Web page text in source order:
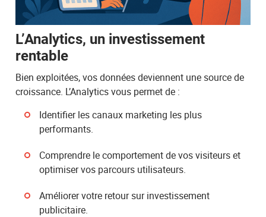
L’Analytics, un investissement
rentable
Bien exploitées, vos données deviennent une source de
croissance. L’Analytics vous permet de :
Identifier les canaux marketing les plus
performants.
Comprendre le comportement de vos visiteurs et
optimiser vos parcours utilisateurs.
Améliorer votre retour sur investissement
publicitaire.